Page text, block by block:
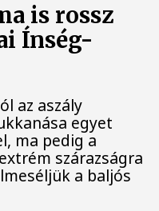
is rossz
Ínség-
az aszály
egyet
ma pedig a
szárazságra
a baljós